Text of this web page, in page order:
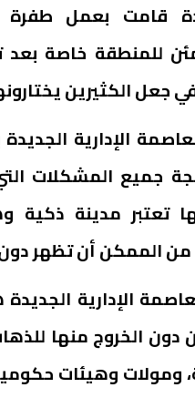
قامت بعمل
للمنطقة خاصة بعد
جعل الكثيرين
الإدارية
جميع المشكلات
تعتبر مدينة
الممكن أن تظهر دون
الإدارية
دون الخروج منها
ومولات وهيئات
خشبية بفناء مقبرة